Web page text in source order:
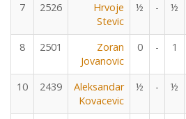
7 2526
Hrvoje
Stevic
½ - ½
8 2501
Zoran
Jovanovic
0 - 1
10 2439
Aleksandar
Kovacevic
½ - ½